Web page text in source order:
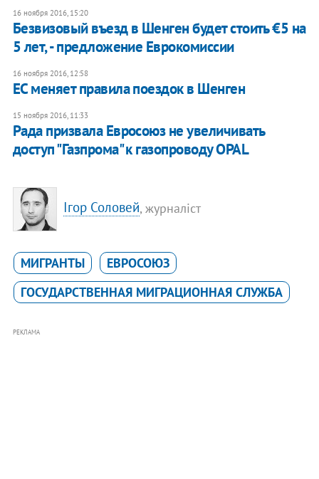
16 ноября 2016, 15:20
Безвизовый въезд в Шенген будет стоить €5 на
5 лет, - предложение Еврокомиссии
16 ноября 2016, 12:58
ЕС меняет правила поездок в Шенген
15 ноября 2016, 11:33
Рада призвала Евросоюз не увеличивать
доступ "Газпрома" к газопроводу OPAL
Ігор Соловей, журналіст
МИГРАНТЫ
ЕВРОСОЮЗ
ГОСУДАРСТВЕННАЯ МИГРАЦИОННАЯ СЛУЖБА
РЕКЛАМА